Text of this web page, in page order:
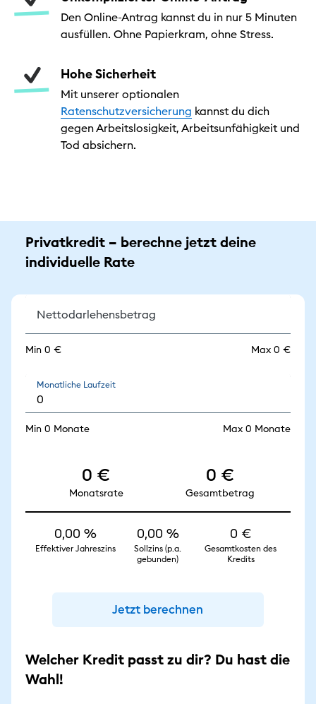
Den Online-Antrag kannst du in nur 5 Minuten
ausfüllen. Ohne Papierkram, ohne Stress.
Hohe Sicherheit
Mit unserer optionalen
Ratenschutzversicherung kannst du dich
gegen Arbeitslosigkeit, Arbeitsunfähigkeit und
Tod absichern.
Privatkredit – berechne jetzt deine
individuelle Rate
Nettodarlehensbetrag
Min 0 € Max 0 €
Monatliche Laufzeit
Min 0 Monate Max 0 Monate
0 €
Monatsrate
0 €
Gesamtbetrag
0,00 %
Effektiver Jahreszins
0,00 %
Sollzins (p.a.
gebunden)
0 €
Gesamtkosten des
Kredits
Jetzt berechnen
Welcher Kredit passt zu dir? Du hast die
Wahl!